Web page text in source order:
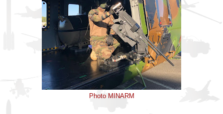
Photo MINARM